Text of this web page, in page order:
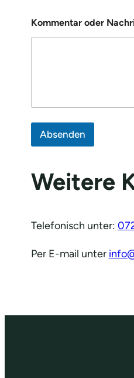
e
s
Kommentar oder
Absenden
Weitere
Telefonisch unter:
Per E-mail unter